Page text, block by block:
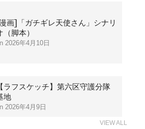
画]「ガチギレ天使さん」シナリ
（脚本）
2026年4月10日
【ラフスケッチ】第六区守護分隊
地
2026年4月9日